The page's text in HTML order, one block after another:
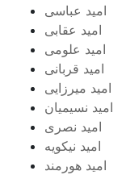
امید عباسی
امید عقابی
امید علومی
امید قربانی
امید میرزایی
امید نسیمیان
امید نصری
امید نیکویه
امید هورمند